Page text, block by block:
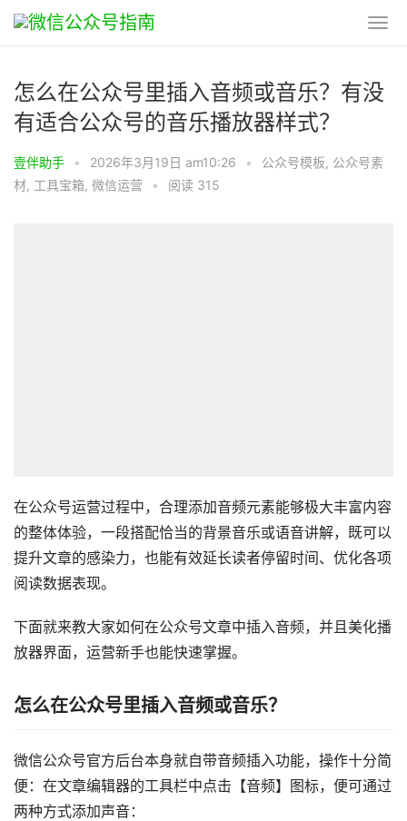
怎么在公众号里插入音频或音乐？有没
有适合公众号的音乐播放器样式？
壹伴助手 • 2026年3月19日 am10:26 • 公众号模板, 公众号素
材, 工具宝箱, 微信运营 • 阅读 315
在公众号运营过程中，合理添加音频元素能够极大丰富内容
的整体体验，一段搭配恰当的背景音乐或语音讲解，既可以
提升文章的感染力，也能有效延长读者停留时间、优化各项
阅读数据表现。
下面就来教大家如何在公众号文章中插入音频，并且美化播
放器界面，运营新手也能快速掌握。
怎么在公众号里插入音频或音乐？
微信公众号官方后台本身就自带音频插入功能，操作十分简
便：在文章编辑器的工具栏中点击【音频】图标，便可通过
两种方式添加声音：